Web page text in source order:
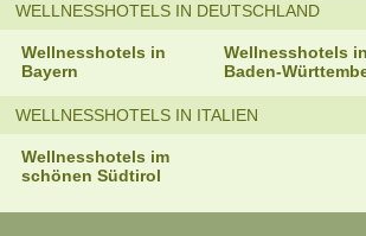
WELLNESSHOTELS IN DEUTSCHLAND
Wellnesshotels in
Bayern
Wellnesshotels in
Baden-
WELLNESSHOTELS IN ITALIEN
Wellnesshotels im
schönen Südtirol